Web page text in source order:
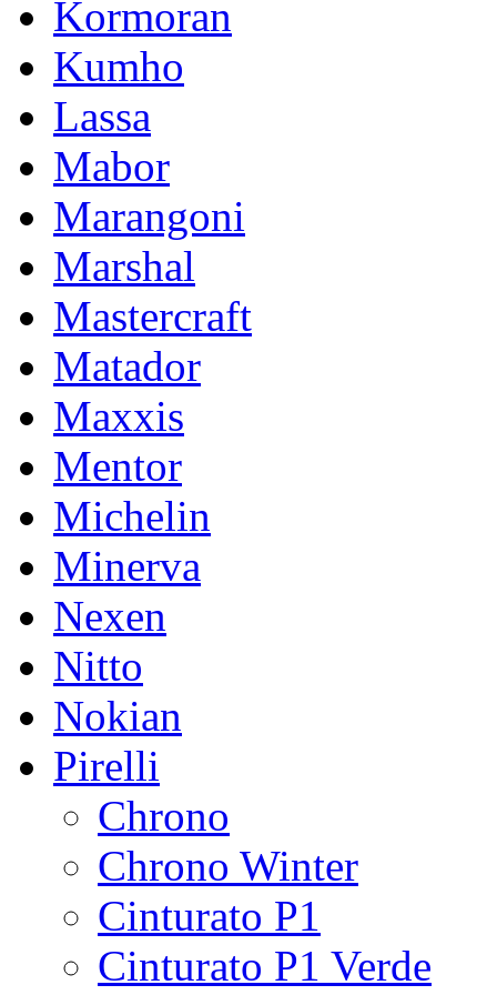
Kormoran
Kumho
Lassa
Mabor
Marangoni
Marshal
Mastercraft
Matador
Maxxis
Mentor
Michelin
Minerva
Nexen
Nitto
Nokian
Pirelli
Chrono
Chrono Winter
Cinturato P1
Cinturato P1 Verde